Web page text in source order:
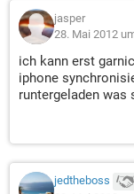
jasper
28. Mai 2012
ich kann erst
iphone
runtergeladen was
jedtheboss